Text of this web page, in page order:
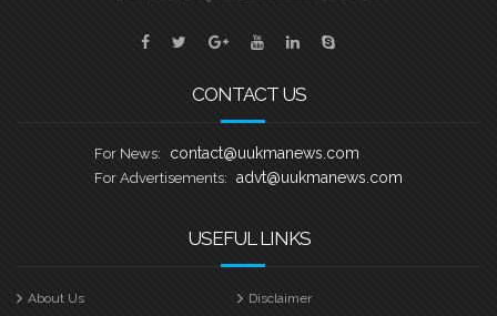
CONTACT US
For News: contact@uukmanews.com
For Advertisements: advt@uukmanews.com
USEFUL LINKS
About Us
Disclaimer